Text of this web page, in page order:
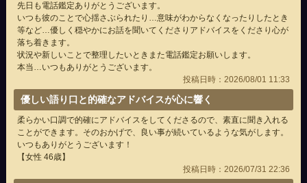
先日も電話鑑定ありがとうございます。
いつも彼のことで心揺さぶられたり…意味がわからなくなったりしたとき
等など…優しく穏やかにお話を聞いてくださりアドバイスをくださり心が
落ち着きます。
状況や新しいことで整理したいときまた電話鑑定お願いします。
本当…いつもありがとうございます。
投稿日時：2026/08/01 11:33
優しい語り口と的確なアドバイスが心に響く
柔らかい口調で的確にアドバイスをしてくださるので、素直に聞き入れる
ことができます。そのおかげで、良い事が続いているような気がします。
いつもありがとうございます！
【女性 46歳】
投稿日時：2026/07/31 22:36